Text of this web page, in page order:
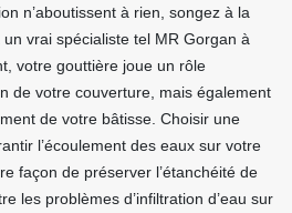
n’aboutissent à rien, songez à la
vrai spécialiste tel MR Gorgan à
votre gouttière joue un rôle
de votre couverture, mais également
de votre bâtisse. Choisir une
l’écoulement des eaux sur votre
façon de préserver l’étanchéité de
les problèmes d’infiltration d’eau sur